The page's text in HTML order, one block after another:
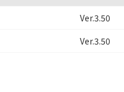
Ver.3.50
Ver.3.50